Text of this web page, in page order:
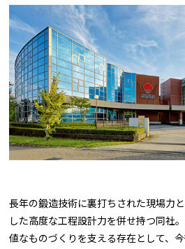
長年の鍛造技術に裏打ちされた現場力
した高度な工程設計力を併せ持つ同社
値なものづくりを支える存在として、